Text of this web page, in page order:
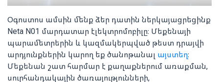
Օգոստոս ամսին մենք ձեր դատին ներկայացրեցինք
Neta N01 մարդատար էլեկտրոմոբիլը։ Մեքենայի
պարամետրերին և կազմակերպված թեստ դրայվի
արդյունքներին կարող եք ծանոթանալ այստեղ։
Մեքենան շատ հարմար է քաղաքներում առաքման,
սուրհանդակային ծառայությունների,